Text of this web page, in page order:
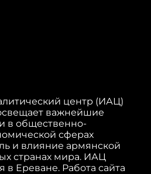
центр (ИАЦ)
важнейшие
в общественно-
сферах
и влияние армянской
странах мира. ИАЦ
в Ереване. Работа сайта